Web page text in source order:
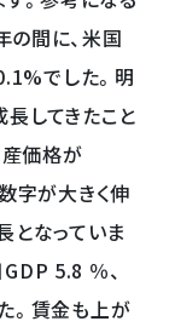
間に、米国
でした。明
してきたこと
価格が
字が大きく伸
となっていま
5.8 ％、
。賃金も上が